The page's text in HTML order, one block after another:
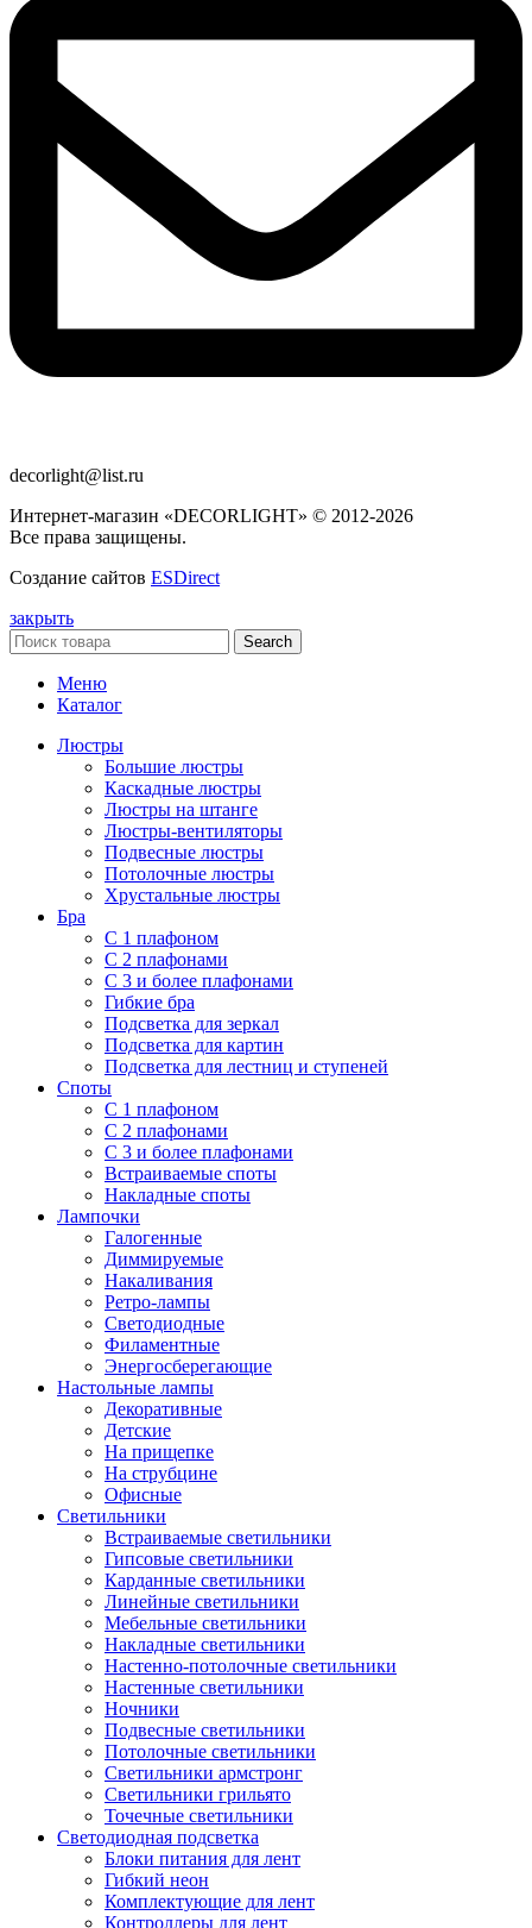
decorlight@list.ru
Интернет-магазин «DECORLIGHT» © 2012-2026
Все права защищены.
Создание сайтов ESDirect
закрыть
Search
Меню
Каталог
Люстры
Большие люстры
Каскадные люстры
Люстры на штанге
Люстры-вентиляторы
Подвесные люстры
Потолочные люстры
Хрустальные люстры
Бра
С 1 плафоном
С 2 плафонами
С 3 и более плафонами
Гибкие бра
Подсветка для зеркал
Подсветка для картин
Подсветка для лестниц и ступеней
Споты
С 1 плафоном
С 2 плафонами
С 3 и более плафонами
Встраиваемые споты
Накладные споты
Лампочки
Галогенные
Диммируемые
Накаливания
Ретро-лампы
Светодиодные
Филаментные
Энергосберегающие
Настольные лампы
Декоративные
Детские
На прищепке
На струбцине
Офисные
Светильники
Встраиваемые светильники
Гипсовые светильники
Карданные светильники
Линейные светильники
Мебельные светильники
Накладные светильники
Настенно-потолочные светильники
Настенные светильники
Ночники
Подвесные светильники
Потолочные светильники
Светильники армстронг
Светильники грильято
Точечные светильники
Светодиодная подсветка
Блоки питания для лент
Гибкий неон
Комплектующие для лент
Контроллеры для лент